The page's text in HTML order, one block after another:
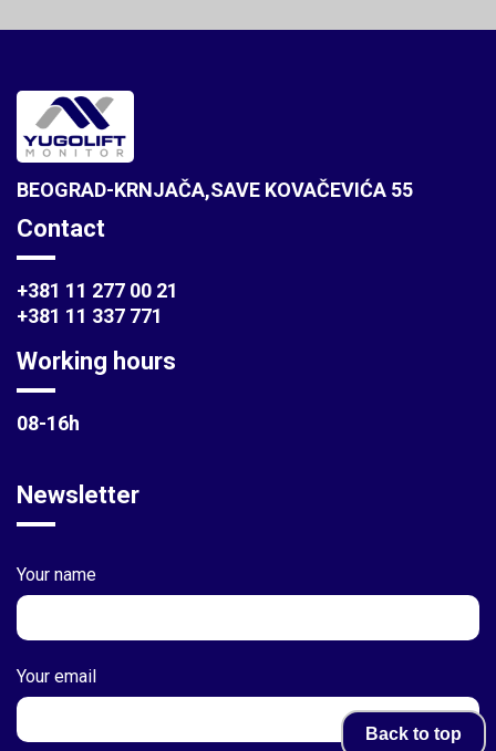
Back to top
BEOGRAD-KRNJAČA,SAVE KOVAČEVIĆA 55
Contact
+381 11 277 00 21
+381 11 337 771
Working hours
08-16h
Newsletter
Your name
Your email